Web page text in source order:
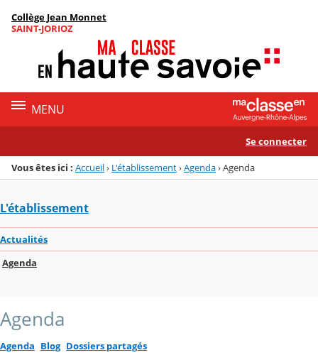
Menu de la rubrique
Contenu
Collège Jean Monnet
SAINT-JORIOZ
MENU
Se connecter
Vous êtes ici : Accueil› L'établissement›Agenda›Agenda
L'établissement
Actualités
Agenda
Agenda
Agenda Blog Dossiers partagés